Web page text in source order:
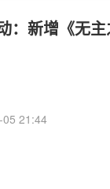
：新增《无
21:44